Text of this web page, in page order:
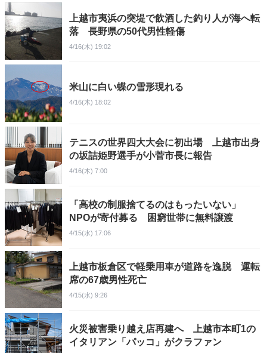
上越市夷浜の突堤で飲酒した釣り人が海へ転
落 長野県の50代男性軽傷
4/16(木) 19:02
米山に白い蝶の雪形現れる
4/16(木) 18:02
テニスの世界四大大会に初出場 上越市出身
の坂詰姫野選手が小菅市長に報告
4/16(木) 7:00
「高校の制服捨てるのはもったいない」
NPOが寄付募る 困窮世帯に無料譲渡
4/15(水) 17:06
上越市板倉区で軽乗用車が道路を逸脱 運転
席の67歳男性死亡
4/15(水) 9:26
火災被害乗り越え店再建へ 上越市本町1の
イタリアン「パッコ」がクラファン